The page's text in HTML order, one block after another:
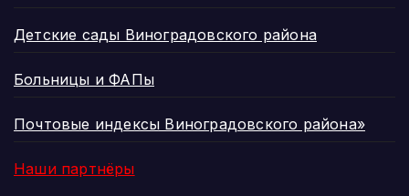
Детские сады Виноградовского района
Больницы и ФАПы
Почтовые индексы Виноградовского района»
Наши партнёры